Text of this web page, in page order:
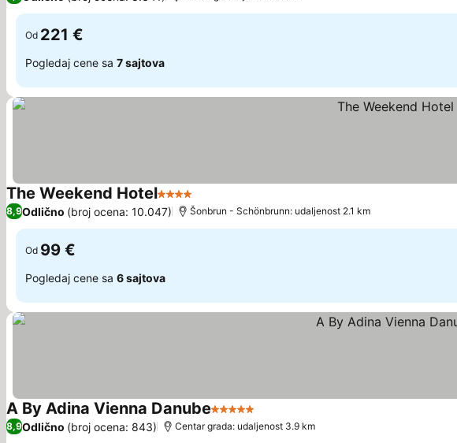
Od 221 €
Pogledaj cene sa 7 sajtova
The Weekend Hotel4 Zvezdice
8,9Odlično (broj ocena: 10.047) Šonbrun - Schönbrunn: udaljenost 2.1 km
Od 99 €
Pogledaj cene sa 6 sajtova
A By Adina Vienna Danube5 Zvezdice
8,9Odlično (broj ocena: 843) Centar grada: udaljenost 3.9 km